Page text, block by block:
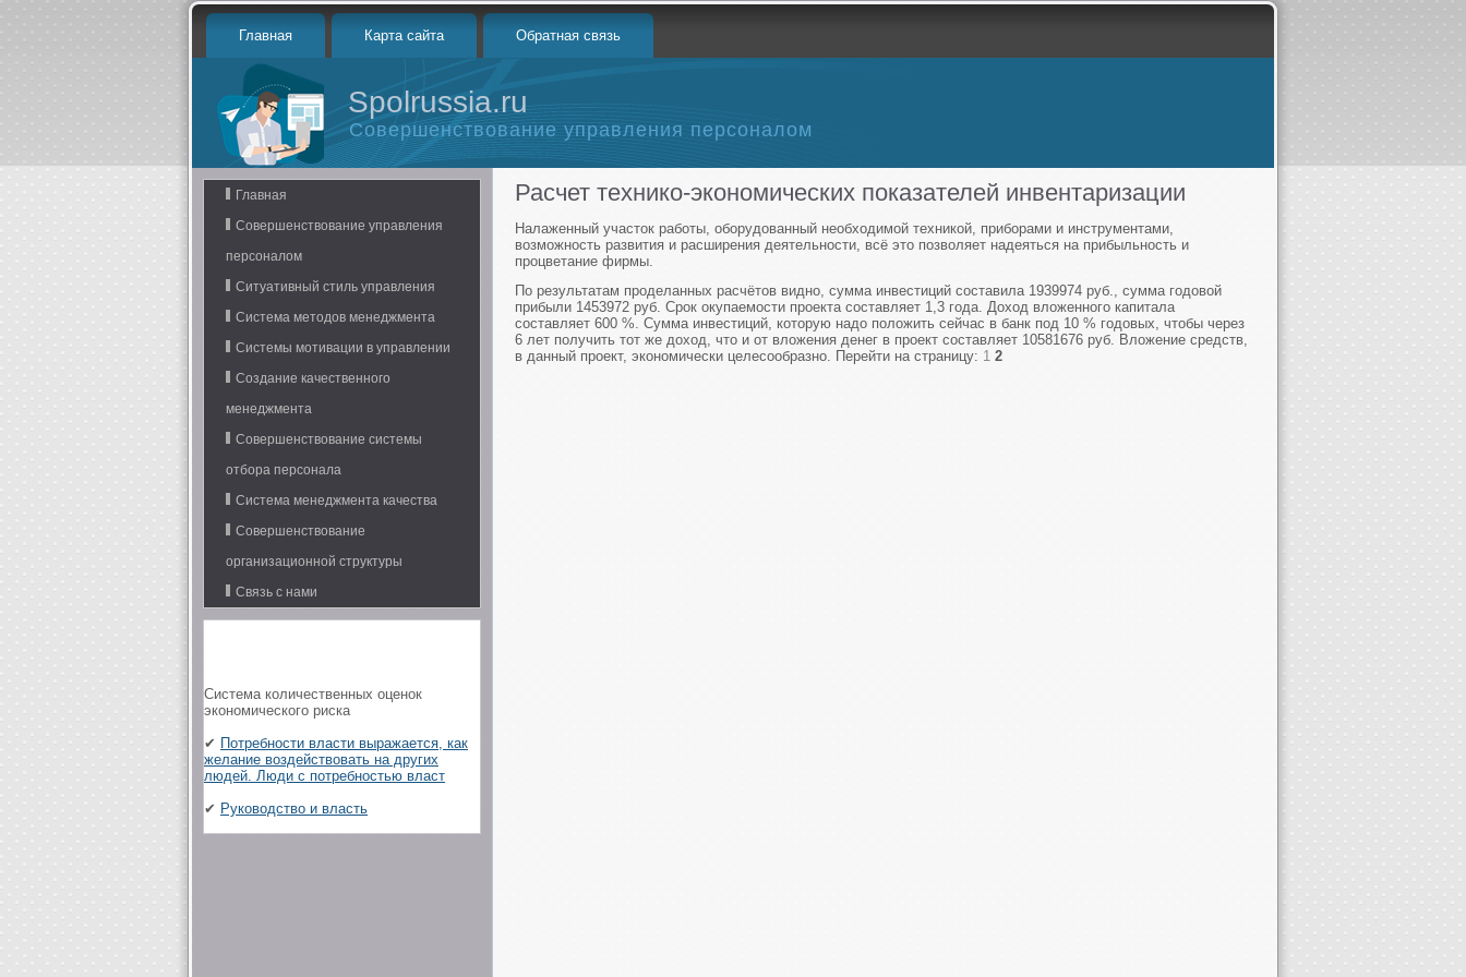
Главная Карта сайта Обратная связь
Spolrussia.ru
Совершенствование управления персоналом
Главная
Совершенствование управления
персоналом
Ситуативный стиль управления
Система методов менеджмента
Системы мотивации в управлении
Создание качественного
менеджмента
Совершенствование системы
отбора персонала
Система менеджмента качества
Совершенствование
организационной структуры
Связь с нами
Система количественных оценок
экономического риска
✔ Потребности власти выражается, как
желание воздействовать на других
людей. Люди с потребностью власт
✔ Руководство и власть
Расчет технико-экономических показателей инвентаризации
Налаженный участок работы, оборудованный необходимой техникой, приборами и инструментами,
возможность развития и расширения деятельности, всё это позволяет надеяться на прибыльность и
процветание фирмы.
По результатам проделанных расчётов видно, сумма инвестиций составила 1939974 руб., сумма годовой
прибыли 1453972 руб. Срок окупаемости проекта составляет 1,3 года. Доход вложенного капитала
составляет 600 %. Сумма инвестиций, которую надо положить сейчас в банк под 10 % годовых, чтобы через
6 лет получить тот же доход, что и от вложения денег в проект составляет 10581676 руб. Вложение средств,
в данный проект, экономически целесообразно. Перейти на страницу: 1 2